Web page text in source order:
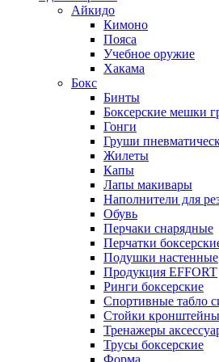
Айкидо
Кимоно
Пояса
Учебное оружие
Хакама
Бокс
Бинты
Боксерские мешки
Гонги
Груши
Жилеты
Капы
Лапы макивары
Наполнители для
Обувь
Перчаки снарядные
Перчатки
Подушки настенные
Продукция EFFORT
Ринги боксерские
Спортивные табло
Стойки
Тренажеры
Трусы боксерские
Форма